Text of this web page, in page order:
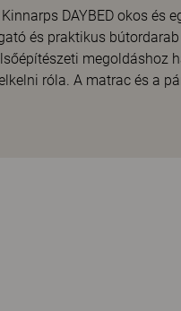
DAYBED okos és
és praktikus
megoldáshoz
róla. A matrac és a